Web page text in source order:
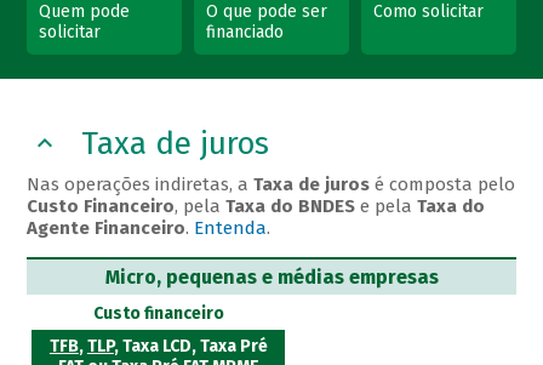
Quem pode
solicitar
O que pode ser
financiado
Como solicitar
Taxa de juros
Nas operações indiretas, aTaxa de juros é composta pelo
Custo Financeiro, pelaTaxa do BNDES e pelaTaxa do
Agente Financeiro. Entenda.
Micro, pequenas e médias empresas
Custo financeiro
TFB,TLP, Taxa LCD, Taxa Pré